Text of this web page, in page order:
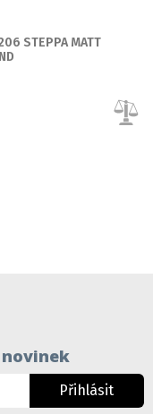
STEPPA MATT
Přihlásit